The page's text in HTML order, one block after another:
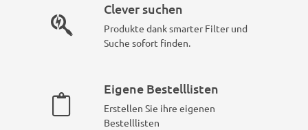
Clever suchen
Produkte dank smarter Filter und
Suche sofort finden.
Eigene Bestelllisten
Erstellen Sie ihre eigenen
Bestelllisten